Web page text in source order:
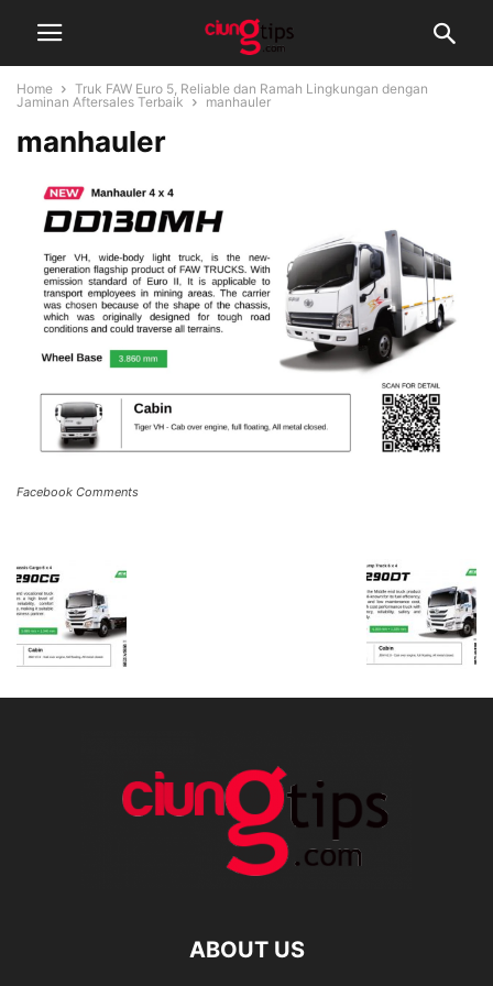
Home
Truk FAW Euro 5, Reliable dan Ramah Lingkungan dengan
Jaminan Aftersales Terbaik
manhauler
manhauler
Facebook Comments
ABOUT US